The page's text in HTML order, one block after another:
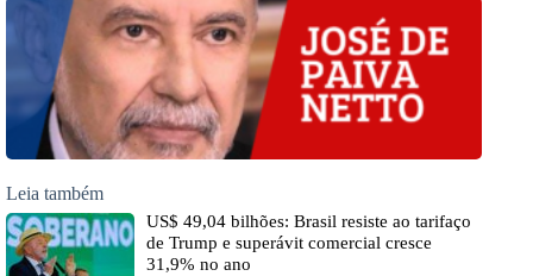
Leia também
US$ 49,04 bilhões: Brasil resiste ao tarifaço
de Trump e superávit comercial cresce
31,9% no ano